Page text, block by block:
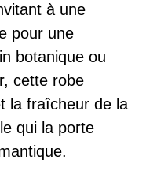
à une
pour une
botanique ou
cette robe
la fraîcheur de la
qui la porte